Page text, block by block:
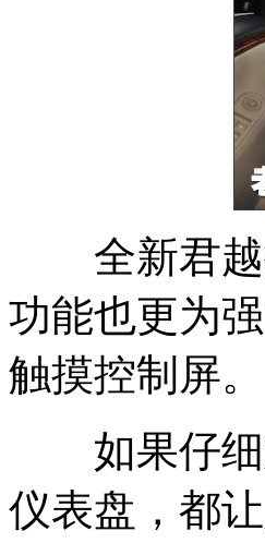
全新君越
功能也更为
触摸控制屏。
如果仔细
仪表盘，都